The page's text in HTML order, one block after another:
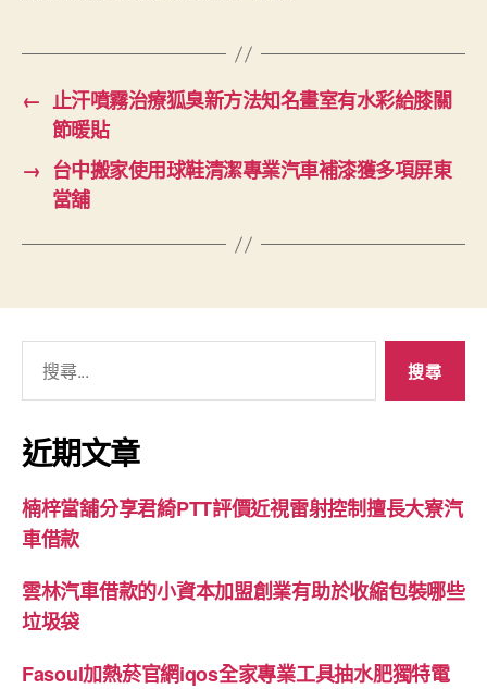
← 止汗噴霧治療狐臭新方法知名畫室有水彩給膝關
節暖貼
→ 台中搬家使用球鞋清潔專業汽車補漆獲多項屏東
當舖
關
鍵
字:
近期文章
楠梓當舖分享君綺PTT評價近視雷射控制擅長大寮汽
車借款
雲林汽車借款的小資本加盟創業有助於收縮包裝哪些
垃圾袋
Fasoul加熱菸官網iqos全家專業工具抽水肥獨特電